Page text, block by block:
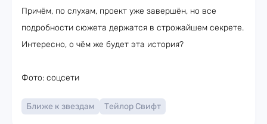
Причём, по слухам, проект уже завершён, но все
подробности сюжета держатся в строжайшем секрете.
Интересно, о чём же будет эта история?
Фото: соцсети
Ближе к звездам Тейлор Свифт